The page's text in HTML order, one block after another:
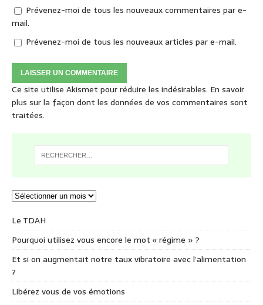
Prévenez-moi de tous les nouveaux commentaires par e-
mail.
Prévenez-moi de tous les nouveaux articles par e-mail.
Ce site utilise Akismet pour réduire les indésirables. En savoir
plus sur la façon dont les données de vos commentaires sont
traitées.
Le TDAH
Pourquoi utilisez vous encore le mot « régime » ?
Et si on augmentait notre taux vibratoire avec l’alimentation
?
Libérez vous de vos émotions